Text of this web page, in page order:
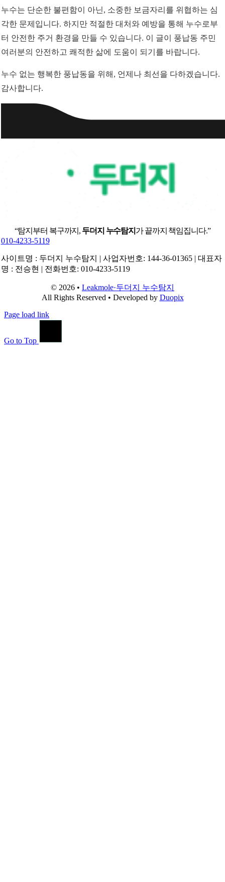
누수는 단순한 불편함이 아닌, 소중한 보금자리를 위협하는 심
각한 문제입니다. 하지만 적절한 대처와 예방을 통해 누수로부
터 안전한 주거 환경을 만들 수 있습니다. 이 글이 풍납동 주민
여러분의 안전하고 쾌적한 삶에 도움이 되기를 바랍니다.
누수 없는 행복한 풍납동을 위해, 언제나 최선을 다하겠습니다.
감사합니다.
“탐지부터 복구까지, 두더지 누수탐지 가 끝까지 책임집니다.”
010-4233-5119
사이트명 : 두더지 누수탐지 | 사업자번호: 144-36-01365 | 대표자
명 : 전승현 | 전화번호: 010-4233-5119
© 2026 • Leakmole·두더지 누수탐지
All Rights Reserved • Developed by Duopix
Page load link
Go to Top